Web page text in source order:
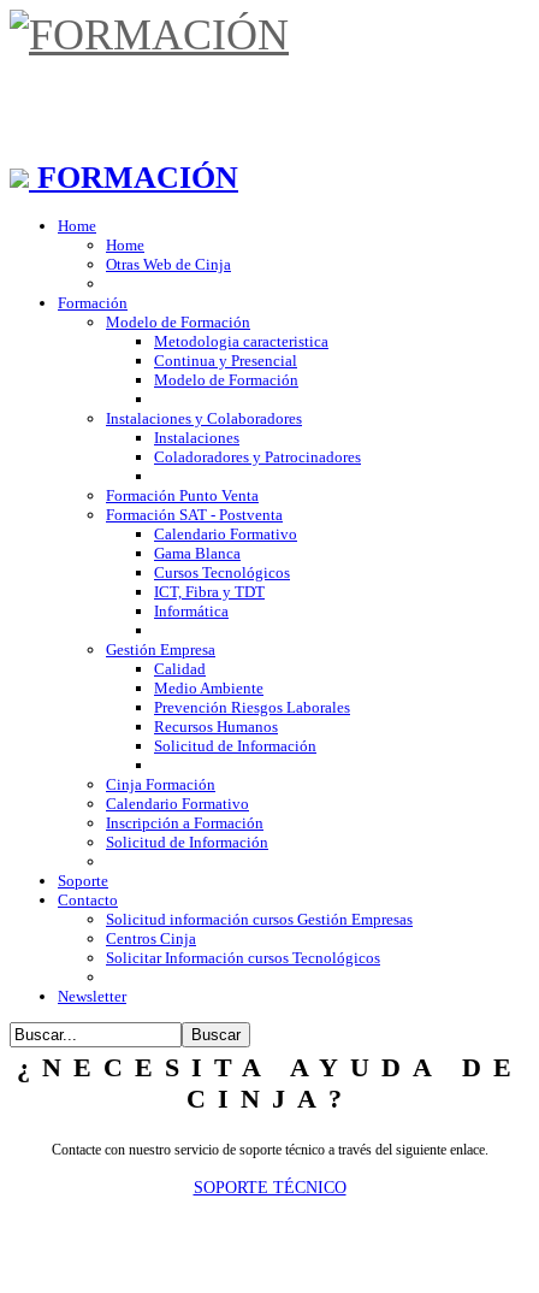
FORMACIÓN
Home
Home
Otras Web de Cinja
Formación
Modelo de Formación
Metodologia caracteristica
Continua y Presencial
Modelo de Formación
Instalaciones y Colaboradores
Instalaciones
Coladoradores y Patrocinadores
Formación Punto Venta
Formación SAT - Postventa
Calendario Formativo
Gama Blanca
Cursos Tecnológicos
ICT, Fibra y TDT
Informática
Gestión Empresa
Calidad
Medio Ambiente
Prevención Riesgos Laborales
Recursos Humanos
Solicitud de Información
Cinja Formación
Calendario Formativo
Inscripción a Formación
Solicitud de Información
Soporte
Contacto
Solicitud información cursos Gestión Empresas
Centros Cinja
Solicitar Información cursos Tecnológicos
Newsletter
¿NECESITA AYUDA DE
CINJA?
Contacte con nuestro servicio de soporte técnico a través del siguiente enlace.
SOPORTE TÉCNICO